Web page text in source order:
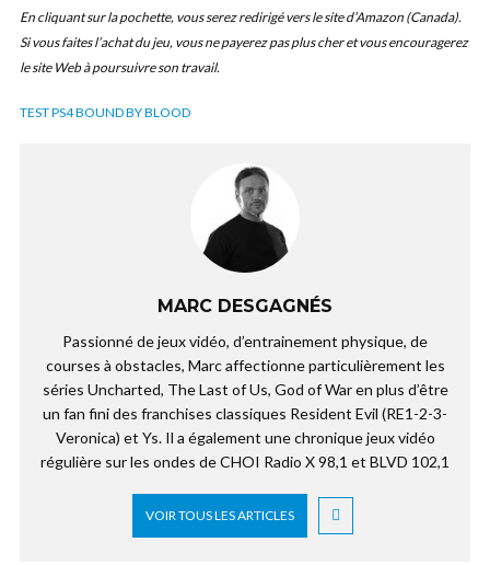
En cliquant sur la pochette, vous serez redirigé vers le site d’Amazon (Canada).
Si vous faites l’achat du jeu, vous ne payerez pas plus cher et vous encouragerez
le site Web à poursuivre son travail.
TEST PS4 BOUND BY BLOOD
MARC DESGAGNÉS
Passionné de jeux vidéo, d’entrainement physique, de
courses à obstacles, Marc affectionne particulièrement les
séries Uncharted, The Last of Us, God of War en plus d’être
un fan fini des franchises classiques Resident Evil (RE1-2-3-
Veronica) et Ys. Il a également une chronique jeux vidéo
régulière sur les ondes de CHOI Radio X 98,1 et BLVD 102,1
VOIR TOUS LES ARTICLES